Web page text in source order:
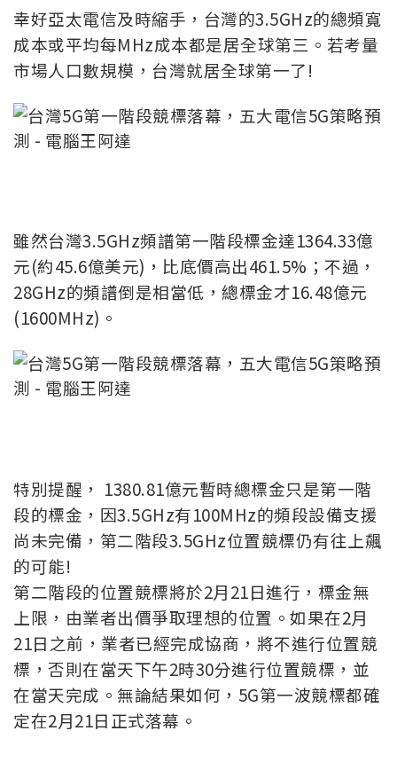
幸好亞太電信及時縮手，台灣的3.5GHz的總頻寬
成本或平均每MHz成本都是居全球第三。若考量
市場人口數規模，台灣就居全球第一了!
雖然台灣3.5GHz頻譜第一階段標金達1364.33億
元(約45.6億美元)，比底價高出461.5%；不過，
28GHz的頻譜倒是相當低，總標金才16.48億元
(1600MHz)。
特別提醒， 1380.81億元暫時總標金只是第一階
段的標金，因3.5GHz有100MHz的頻段設備支援
尚未完備，第二階段3.5GHz位置競標仍有往上飆
的可能!
第二階段的位置競標將於2月21日進行，標金無
上限，由業者出價爭取理想的位置。如果在2月
21日之前，業者已經完成協商，將不進行位置競
標，否則在當天下午2時30分進行位置競標，並
在當天完成。無論結果如何，5G第一波競標都確
定在2月21日正式落幕。